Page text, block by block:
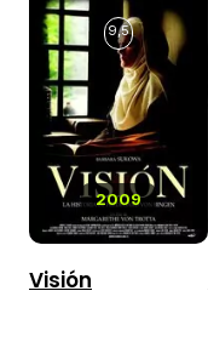
2009
9,5
Visión